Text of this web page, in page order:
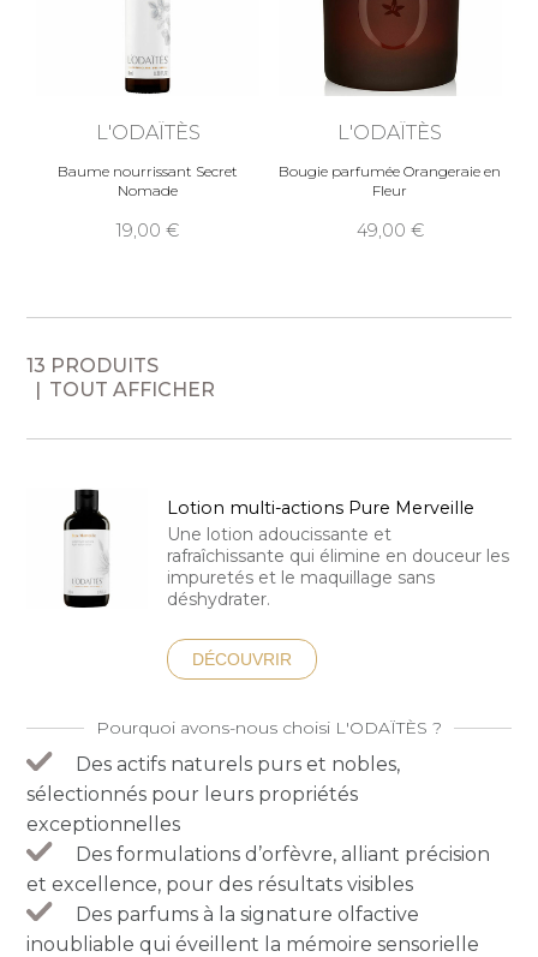
L'ODAÏTÈS
Baume nourrissant Secret
Nomade
19,00
L'ODAÏTÈS
Bougie parfumée Orangeraie en
Fleur
49,00
13 PRODUITS
TOUT AFFICHER
Lotion multi-actions Pure Merveille
Une lotion adoucissante et
rafraîchissante qui élimine en douceur les
impuretés et le maquillage sans
déshydrater.
DÉCOUVRIR
Pourquoi avons-nous choisi L'ODAÏTÈS ?
Des actifs naturels purs et nobles,
sélectionnés pour leurs propriétés
exceptionnelles
Des formulations d’orfèvre, alliant précision
et excellence, pour des résultats visibles
Des parfums à la signature olfactive
inoubliable qui éveillent la mémoire sensorielle